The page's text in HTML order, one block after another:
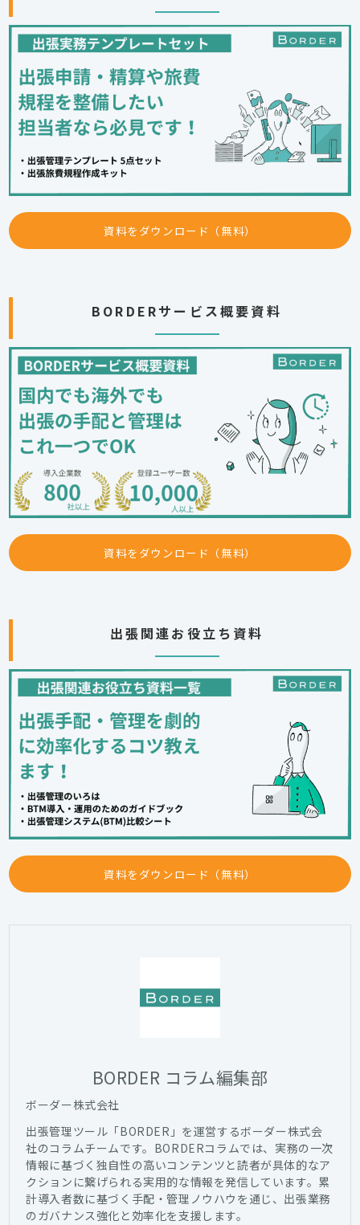
資料をダウンロード（無料）
BORDERサービス概要資料
資料をダウンロード（無料）
出張関連お役立ち資料
資料をダウンロード（無料）
BORDER コラム編集部
ボーダー株式会社
出張管理ツール「BORDER」を運営するボーダー株式会
社のコラムチームです。BORDERコラムでは、実務の一次
情報に基づく独自性の高いコンテンツと読者が具体的なア
クションに繋げられる実用的な情報を発信しています。累
計導入者数に基づく手配・管理ノウハウを通じ、出張業務
のガバナンス強化と効率化を支援します。